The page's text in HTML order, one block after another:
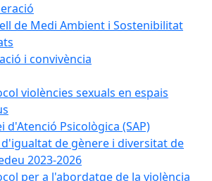
de Medi Ambient i Sostenibilitat
i convivència
violències sexuals en espais
d'Atenció Psicològica (SAP)
d'igualtat de gènere i diversitat de
2023-2026
per a l'abordatge de la violència